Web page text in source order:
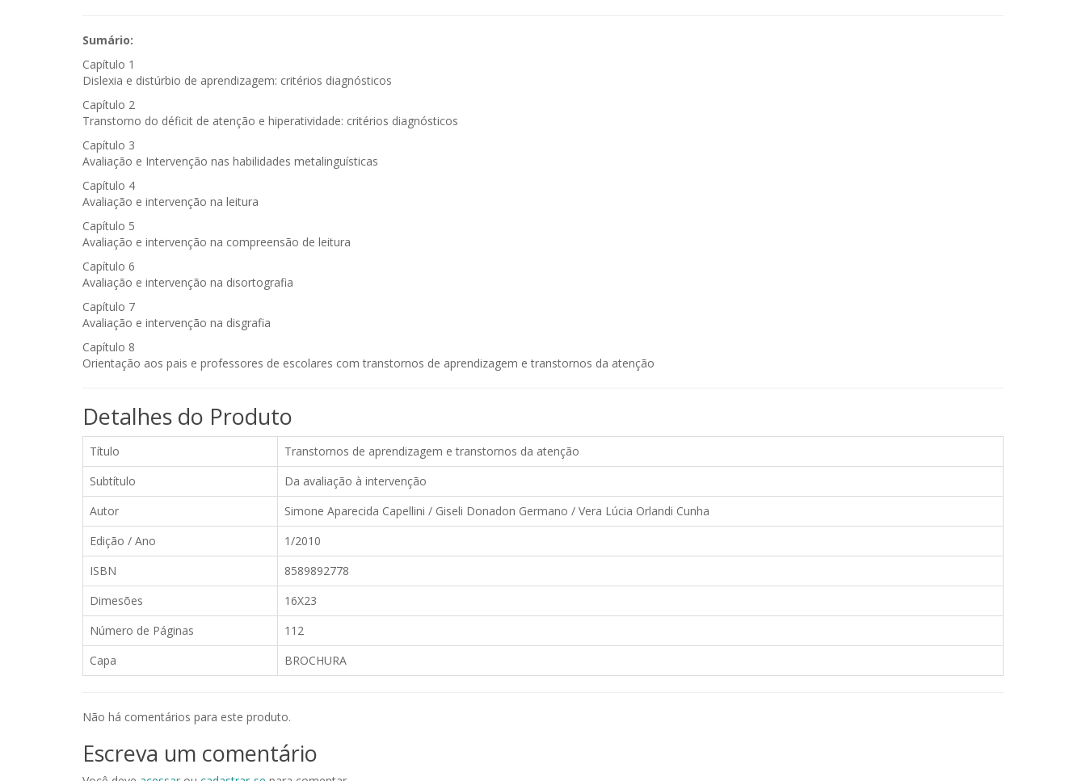
Sumário:
Capítulo 1
Dislexia e distúrbio de aprendizagem: critérios diagnósticos
Capítulo 2
Transtorno do déficit de atenção e hiperatividade: critérios diagnósticos
Capítulo 3
Avaliação e Intervenção nas habilidades metalinguísticas
Capítulo 4
Avaliação e intervenção na leitura
Capítulo 5
Avaliação e intervenção na compreensão de leitura
Capítulo 6
Avaliação e intervenção na disortografia
Capítulo 7
Avaliação e intervenção na disgrafia
Capítulo 8
Orientação aos pais e professores de escolares com transtornos de aprendizagem e transtornos da atenção
Detalhes do Produto
Título
Transtornos de aprendizagem e transtornos da atenção
Subtítulo
Da avaliação à intervenção
Autor
Simone Aparecida Capellini / Giseli Donadon Germano / Vera Lúcia Orlandi Cunha
Edição / Ano
1/2010
ISBN
8589892778
Dimesões
16X23
Número de Páginas
112
Capa
BROCHURA
Não há comentários para este produto.
Escreva um comentário